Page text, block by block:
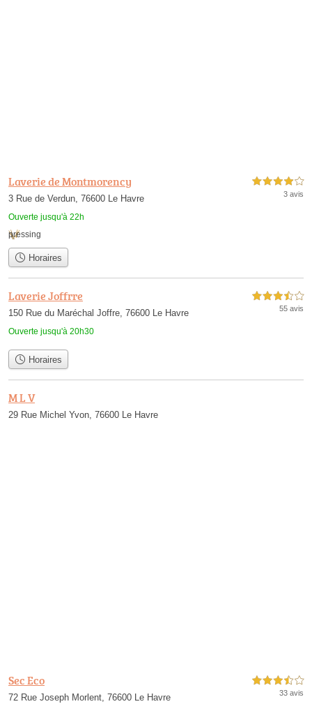
Laverie de Montmorency
3 Rue de Verdun, 76600 Le Havre
Ouverte jusqu'à 22h
4,0 étoiles sur 5
3 avis
pressing
Horaires
Laverie Joffrre
150 Rue du Maréchal Joffre, 76600 Le Havre
Ouverte jusqu'à 20h30
3,5 étoiles sur 5
55 avis
Horaires
M L V
29 Rue Michel Yvon, 76600 Le Havre
Sec Eco
72 Rue Joseph Morlent, 76600 Le Havre
3,5 étoiles sur 5
33 avis